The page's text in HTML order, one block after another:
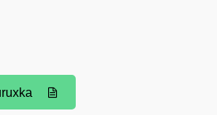
leiho bat zabalduko du)